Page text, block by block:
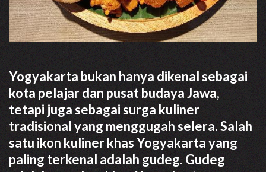
Yogyakarta bukan hanya dikenal sebagai
kota pelajar dan pusat budaya Jawa,
tetapi juga sebagai surga kuliner
tradisional yang menggugah selera. Salah
satu ikon kuliner khas Yogyakarta yang
paling terkenal adalah gudeg. Gudeg